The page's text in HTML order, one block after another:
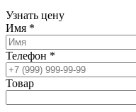
Узнать цену
Имя *
Телефон *
Товар